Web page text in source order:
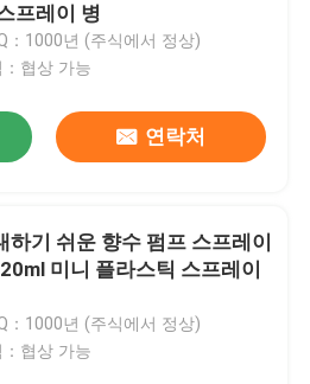
프레이 병
：1000년 (주식에서 정상)
：협상 가능
연락처
하기 쉬운 향수 펌프 스프레이
미니 플라스틱 스프레이
：1000년 (주식에서 정상)
：협상 가능